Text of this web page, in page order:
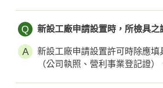
Q 新設工廠申請設置時，所檢具之
新設工廠申請設置許可時除應
（公司執照、營利事業登記證